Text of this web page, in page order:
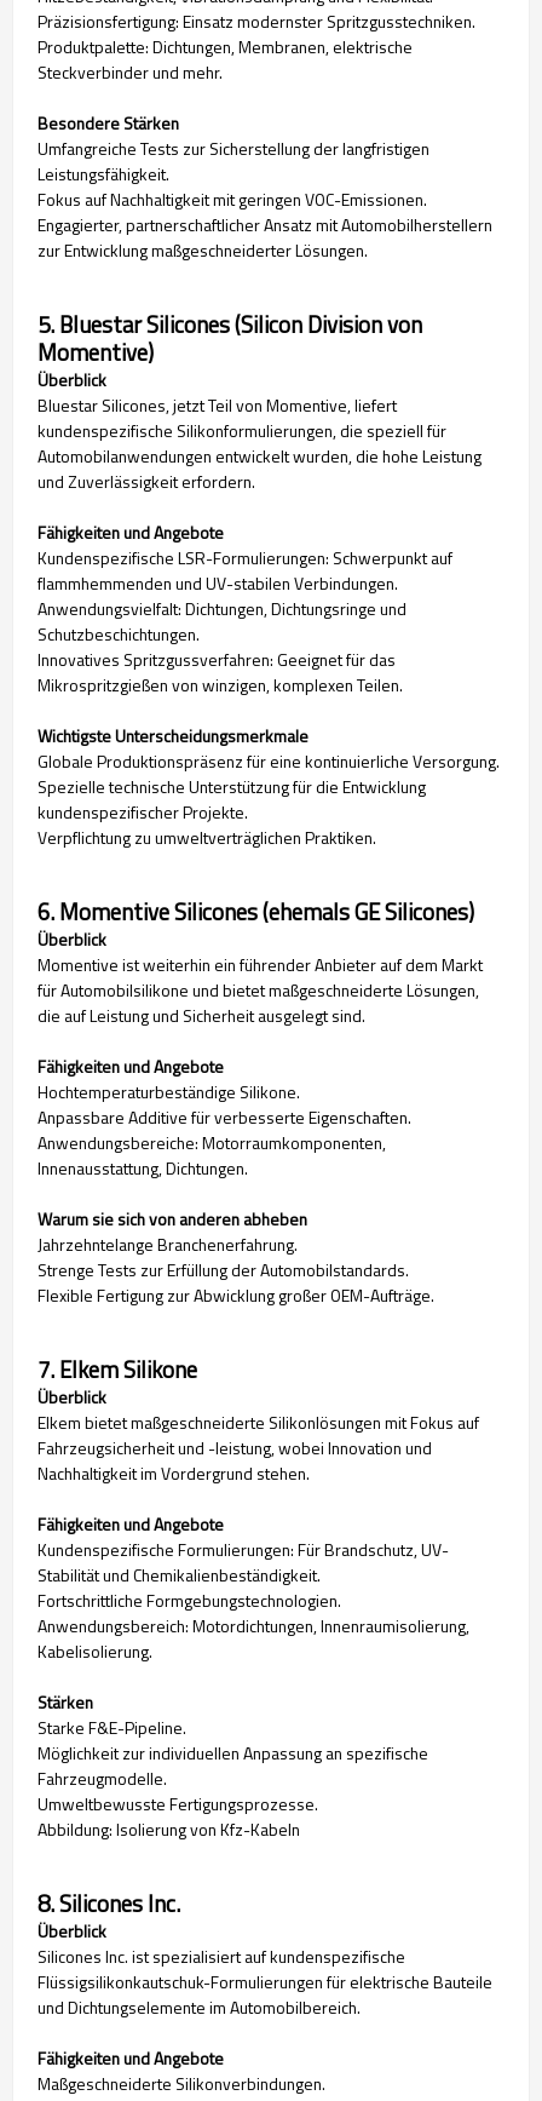
Präzisionsfertigung: Einsatz modernster Spritzgusstechniken.
Produktpalette: Dichtungen, Membranen, elektrische
Steckverbinder und mehr.
Besondere Stärken
Umfangreiche Tests zur Sicherstellung der langfristigen
Leistungsfähigkeit.
Fokus auf Nachhaltigkeit mit geringen VOC-Emissionen.
Engagierter, partnerschaftlicher Ansatz mit Automobilherstellern
zur Entwicklung maßgeschneiderter Lösungen.
5. Bluestar Silicones (Silicon Division von
Momentive)
Überblick
Bluestar Silicones, jetzt Teil von Momentive, liefert
kundenspezifische Silikonformulierungen, die speziell für
Automobilanwendungen entwickelt wurden, die hohe Leistung
und Zuverlässigkeit erfordern.
Fähigkeiten und Angebote
Kundenspezifische LSR-Formulierungen: Schwerpunkt auf
flammhemmenden und UV-stabilen Verbindungen.
Anwendungsvielfalt: Dichtungen, Dichtungsringe und
Schutzbeschichtungen.
Innovatives Spritzgussverfahren: Geeignet für das
Mikrospritzgießen von winzigen, komplexen Teilen.
Wichtigste Unterscheidungsmerkmale
Globale Produktionspräsenz für eine kontinuierliche Versorgung.
Spezielle technische Unterstützung für die Entwicklung
kundenspezifischer Projekte.
Verpflichtung zu umweltverträglichen Praktiken.
6. Momentive Silicones (ehemals GE Silicones)
Überblick
Momentive ist weiterhin ein führender Anbieter auf dem Markt
für Automobilsilikone und bietet maßgeschneiderte Lösungen,
die auf Leistung und Sicherheit ausgelegt sind.
Fähigkeiten und Angebote
Hochtemperaturbeständige Silikone.
Anpassbare Additive für verbesserte Eigenschaften.
Anwendungsbereiche: Motorraumkomponenten,
Innenausstattung, Dichtungen.
Warum sie sich von anderen abheben
Jahrzehntelange Branchenerfahrung.
Strenge Tests zur Erfüllung der Automobilstandards.
Flexible Fertigung zur Abwicklung großer OEM-Aufträge.
7. Elkem Silikone
Überblick
Elkem bietet maßgeschneiderte Silikonlösungen mit Fokus auf
Fahrzeugsicherheit und -leistung, wobei Innovation und
Nachhaltigkeit im Vordergrund stehen.
Fähigkeiten und Angebote
Kundenspezifische Formulierungen: Für Brandschutz, UV-
Stabilität und Chemikalienbeständigkeit.
Fortschrittliche Formgebungstechnologien.
Anwendungsbereich: Motordichtungen, Innenraumisolierung,
Kabelisolierung.
Stärken
Starke F&E-Pipeline.
Möglichkeit zur individuellen Anpassung an spezifische
Fahrzeugmodelle.
Umweltbewusste Fertigungsprozesse.
Abbildung: Isolierung von Kfz-Kabeln
8. Silicones Inc.
Überblick
Silicones Inc. ist spezialisiert auf kundenspezifische
Flüssigsilikonkautschuk-Formulierungen für elektrische Bauteile
und Dichtungselemente im Automobilbereich.
Fähigkeiten und Angebote
Maßgeschneiderte Silikonverbindungen.